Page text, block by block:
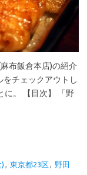
布飯倉本店)の紹介
チェックアウトし
に。 【目次】 「野
, 東京都23区, 野田